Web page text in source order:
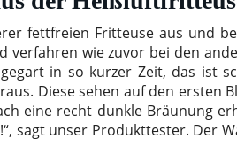
fettfreien Fritteuse aus und
wie zuvor bei den
in so kurzer Zeit, das ist
Diese sehen auf den ersten
eine recht dunkle Bräunung
sagt unser Produkttester. Der